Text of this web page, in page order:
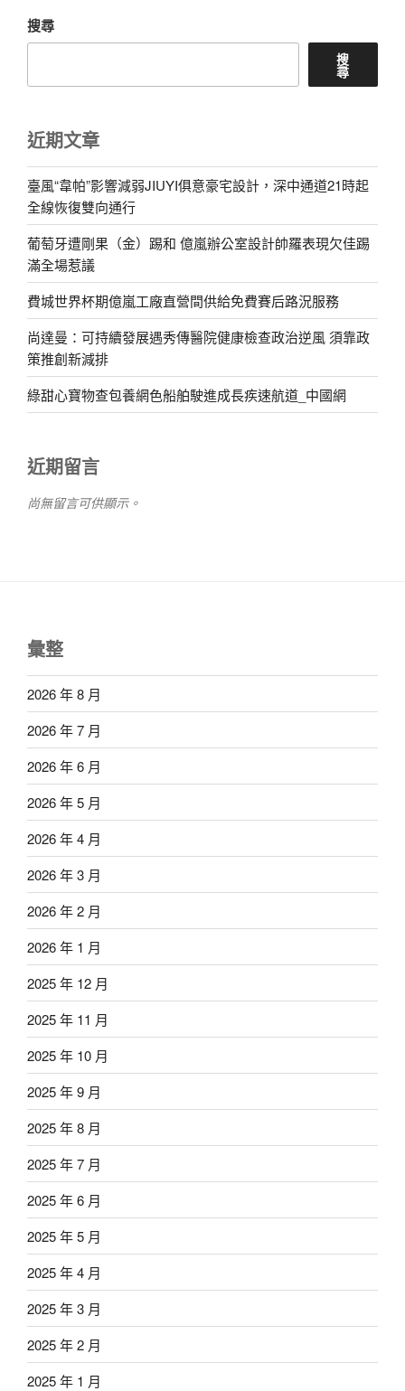
搜尋
搜
尋
近期文章
臺風“韋帕”影響減弱JIUYI俱意豪宅設計，深中通道21時起
全線恢復雙向通行
葡萄牙遭剛果（金）踢和 億嵐辦公室設計帥羅表現欠佳踢
滿全場惹議
費城世界杯期億嵐工廠直營間供給免費賽后路況服務
尚達曼：可持續發展遇秀傳醫院健康檢查政治逆風 須靠政
策推創新減排
綠甜心寶物查包養網色船舶駛進成長疾速航道_中國網
近期留言
尚無留言可供顯示。
彙整
2026 年 8 月
2026 年 7 月
2026 年 6 月
2026 年 5 月
2026 年 4 月
2026 年 3 月
2026 年 2 月
2026 年 1 月
2025 年 12 月
2025 年 11 月
2025 年 10 月
2025 年 9 月
2025 年 8 月
2025 年 7 月
2025 年 6 月
2025 年 5 月
2025 年 4 月
2025 年 3 月
2025 年 2 月
2025 年 1 月